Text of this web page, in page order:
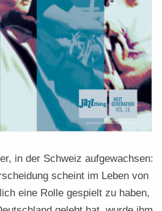
in der Schweiz aufgewachsen:
scheint im Leben von
eine Rolle gespielt zu haben,